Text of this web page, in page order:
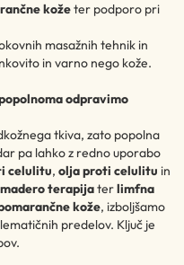
kožeter podporo pri
masažnih tehnik in
in varno nego kože.
odpravimo
tkiva, zato popolna
pa lahko z redno uporabo
celulitu, olja proti celulitu in
madero terapijaterlimfna
kože, izboljšamo
predelov. Ključ je